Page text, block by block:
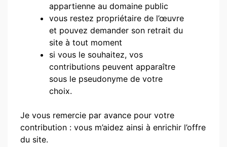
appartienne au domaine public
vous restez propriétaire de l’œuvre
et pouvez demander son retrait du
site à tout moment
si vous le souhaitez, vos
contributions peuvent apparaître
sous le pseudonyme de votre
choix.
Je vous remercie par avance pour votre
contribution : vous m’aidez ainsi à enrichir l’offre
du site.